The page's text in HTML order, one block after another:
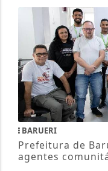
BARUERI
Prefeitura de
agentes